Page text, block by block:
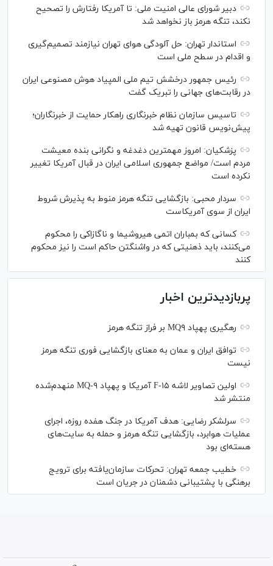
دبیر شورای عالی امنیت ملی: تا آمریکا رفتارش را تصحیح
نکند، تنگه هرمز باز نخواهد شد
استاندار تهران: حل آلودگی هوای تهران نیازمند تصمیم‌گیری
و اقدام در سطح ملی است
رئیس جمهور درخشش تیم ملی المپیاد هوش مصنوعی ایران
در رقابت‌های جهانی را تبریک گفت
تاسیس سازمان نظام خبرنگاری راهکار حمایت از خبرنگاران؛
پیش‌نویس قانون تهیه شد
پزشکیان: امروز مهمترین دغدغه و نگرانی بنده معیشت
مردم است/ مواضع جمهوری اسلامی ایران در قبال آمریکا تغییر
نکرده است
سردار محبی: بازگشایی تنگه هرمز منوط به پذیرش شروط
ایران از سوی آمریکاست
کسانی که بمباران اتمی هیروشیما و ناگازاکی را محکوم
می‌کنند، باید ذهنیتی که در واشنگتن حاکم است را نیز محکوم
کنند
پربازدیدترین اخبار
رهگیری پهپاد MQ۹ بر فراز تنگه هرمز
توافق ایران و عمان به معنای بازگشایی فوری تنگه هرمز
نیست
اولین تصاویر لاشه F-۱۵ آمریکا و پهپاد MQ-۹ منهدم‌شده
منتشر شد
سرلشکر رضایی: هدف آمریکا در جنگ هفده روزه، اجرای
عملیات هوابرد، بازگشایی تنگه هرمز و حمله به سایت‌های
هسته‌ای بود
خطیب جمعه تهران: تحرکات سازمان‌یافته برای ترویج
برهنگی با پشتیبانی دشمنان در جریان است